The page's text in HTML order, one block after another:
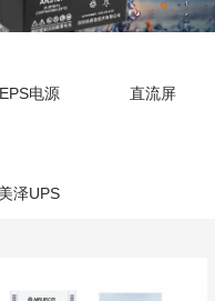
EPS电源 直流屏
美泽UPS